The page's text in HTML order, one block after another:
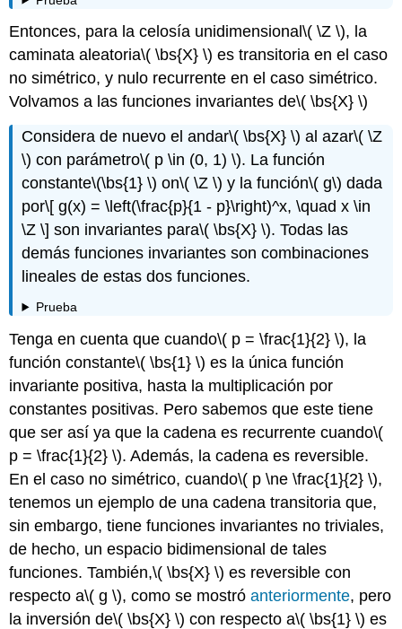
Entonces, para la celosía unidimensional\( \Z \), la
caminata aleatoria\( \bs{X} \) es transitoria en el caso
no simétrico, y nulo recurrente en el caso simétrico.
Volvamos a las funciones invariantes de\( \bs{X} \)
Considera de nuevo el andar\( \bs{X} \) al azar\( \Z
\) con parámetro\( p \in (0, 1) \). La función
constante\(\bs{1} \) on\( \Z \) y la función\( g\) dada
por\[ g(x) = \left(\frac{p}{1 - p}\right)^x, \quad x \in
\Z \] son invariantes para\( \bs{X} \). Todas las
demás funciones invariantes son combinaciones
lineales de estas dos funciones.
Prueba
Tenga en cuenta que cuando\( p = \frac{1}{2} \), la
función constante\( \bs{1} \) es la única función
invariante positiva, hasta la multiplicación por
constantes positivas. Pero sabemos que este tiene
que ser así ya que la cadena es recurrente cuando\(
p = \frac{1}{2} \). Además, la cadena es reversible.
En el caso no simétrico, cuando\( p \ne \frac{1}{2} \),
tenemos un ejemplo de una cadena transitoria que,
sin embargo, tiene funciones invariantes no triviales,
de hecho, un espacio bidimensional de tales
funciones. También,\( \bs{X} \) es reversible con
respecto a\( g \), como se mostróanteriormente, pero
la inversión de\( \bs{X} \) con respecto a\( \bs{1} \) es